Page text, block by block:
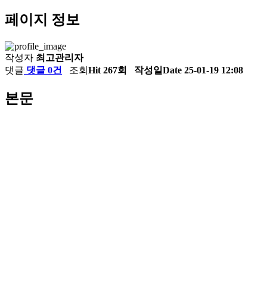
페이지 정보
작성자 최고관리자
댓글 댓글 0건 조회 Hit 267회 작성일Date 25-01-19 12:08
본문